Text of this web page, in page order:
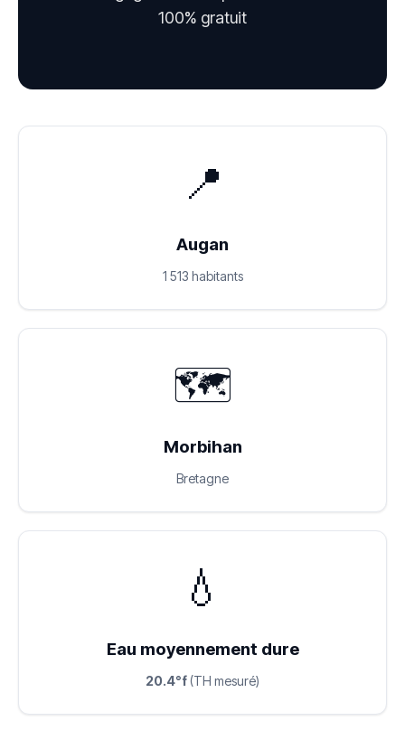
100% gratuit
📍
Augan
1 513 habitants
🗺️
Morbihan
Bretagne
💧
Eau moyennement dure
20.4°f (TH mesuré)